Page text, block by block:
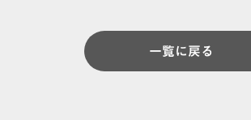
一覧に戻る